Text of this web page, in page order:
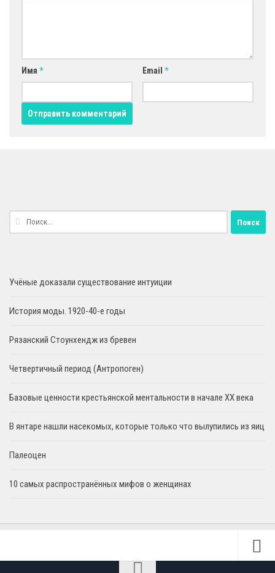
Имя * Email *
Найти:
Учёные доказали существование интуиции
История моды. 1920-40-е годы
Рязанский Стоунхендж из бревен
Четвертичный период (Антропоген)
Базовые ценности крестьянской ментальности в начале XX века
В янтаре нашли насекомых, которые только что вылупились из яиц
Палеоцен
10 самых распространённых мифов о женщинах